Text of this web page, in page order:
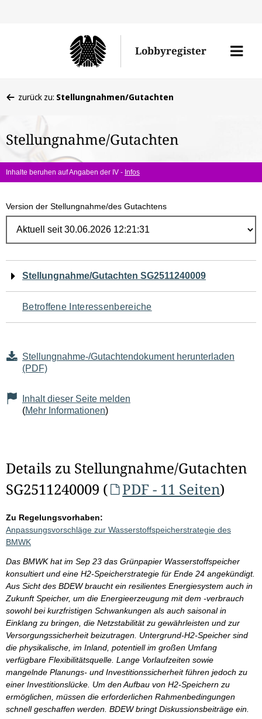
Lobbyregister
Menü
befinden
hier:
zurück zu: Stellungnahmen/Gutachten
Stellungnahme/Gutachten
Inhalte beruhen auf Angaben der IV - Infos
Version der Stellungnahme/des Gutachtens
Navigation
für
den
Seiteninhalt
Stellungnahme/Gutachten SG2511240009
Betroffene Interessenbereiche
Stellungnahme-/Gutachtendokument herunterladen
(PDF)
Inhalt dieser Seite melden
(Mehr Informationen)
Details zu Stellungnahme/Gutachten
SG2511240009 (
PDF - 11 Seiten)
Zu Regelungsvorhaben:
Anpassungsvorschläge zur Wasserstoffspeicherstrategie des
BMWK
Das BMWK hat im Sep 23 das Grünpapier Wasserstoffspeicher
konsultiert und eine H2-Speicherstrategie für Ende 24 angekündigt.
Aus Sicht des BDEW braucht ein resilientes Energiesystem auch in
Zukunft Speicher, um die Energieerzeugung mit dem -verbrauch
sowohl bei kurzfristigen Schwankungen als auch saisonal in
Einklang zu bringen, die Netzstabilität zu gewährleisten und zur
Versorgungssicherheit beizutragen. Untergrund-H2-Speicher sind
die physikalische, im Inland, potentiell im großen Umfang
verfügbare Flexibilitätsquelle. Lange Vorlaufzeiten sowie
mangelnde Planungs- und Investitionssicherheit führen jedoch zu
einer Investitionslücke. Um den Aufbau von H2-Speichern zu
ermöglichen, müssen die erforderlichen Rahmenbedingungen
schnell geschaffen werden. BDEW bringt Diskussionsbeiträge ein.